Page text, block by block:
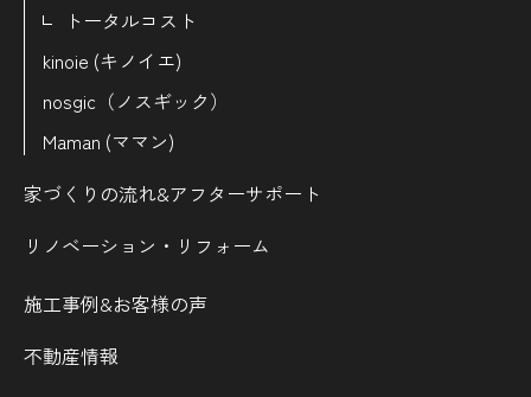
トータルコスト
kinoie (キノイエ)
nosgic（ノスギック）
Maman (ママン)
家づくりの流れ&アフターサポート
リノベーション・リフォーム
施工事例&お客様の声
不動産情報